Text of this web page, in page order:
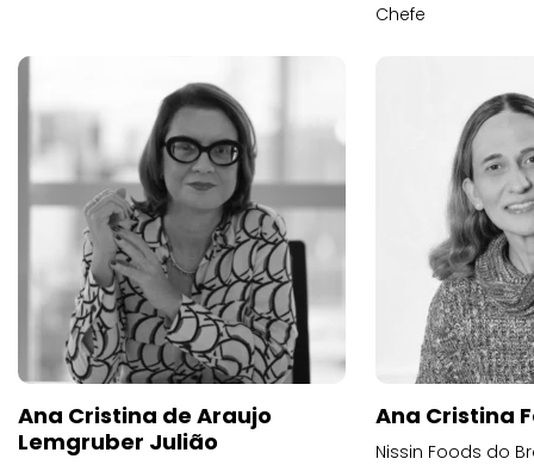
Chefe
Ana Cristina de Araujo
Lemgruber Julião
Ana Cristina
Nissin Foods do